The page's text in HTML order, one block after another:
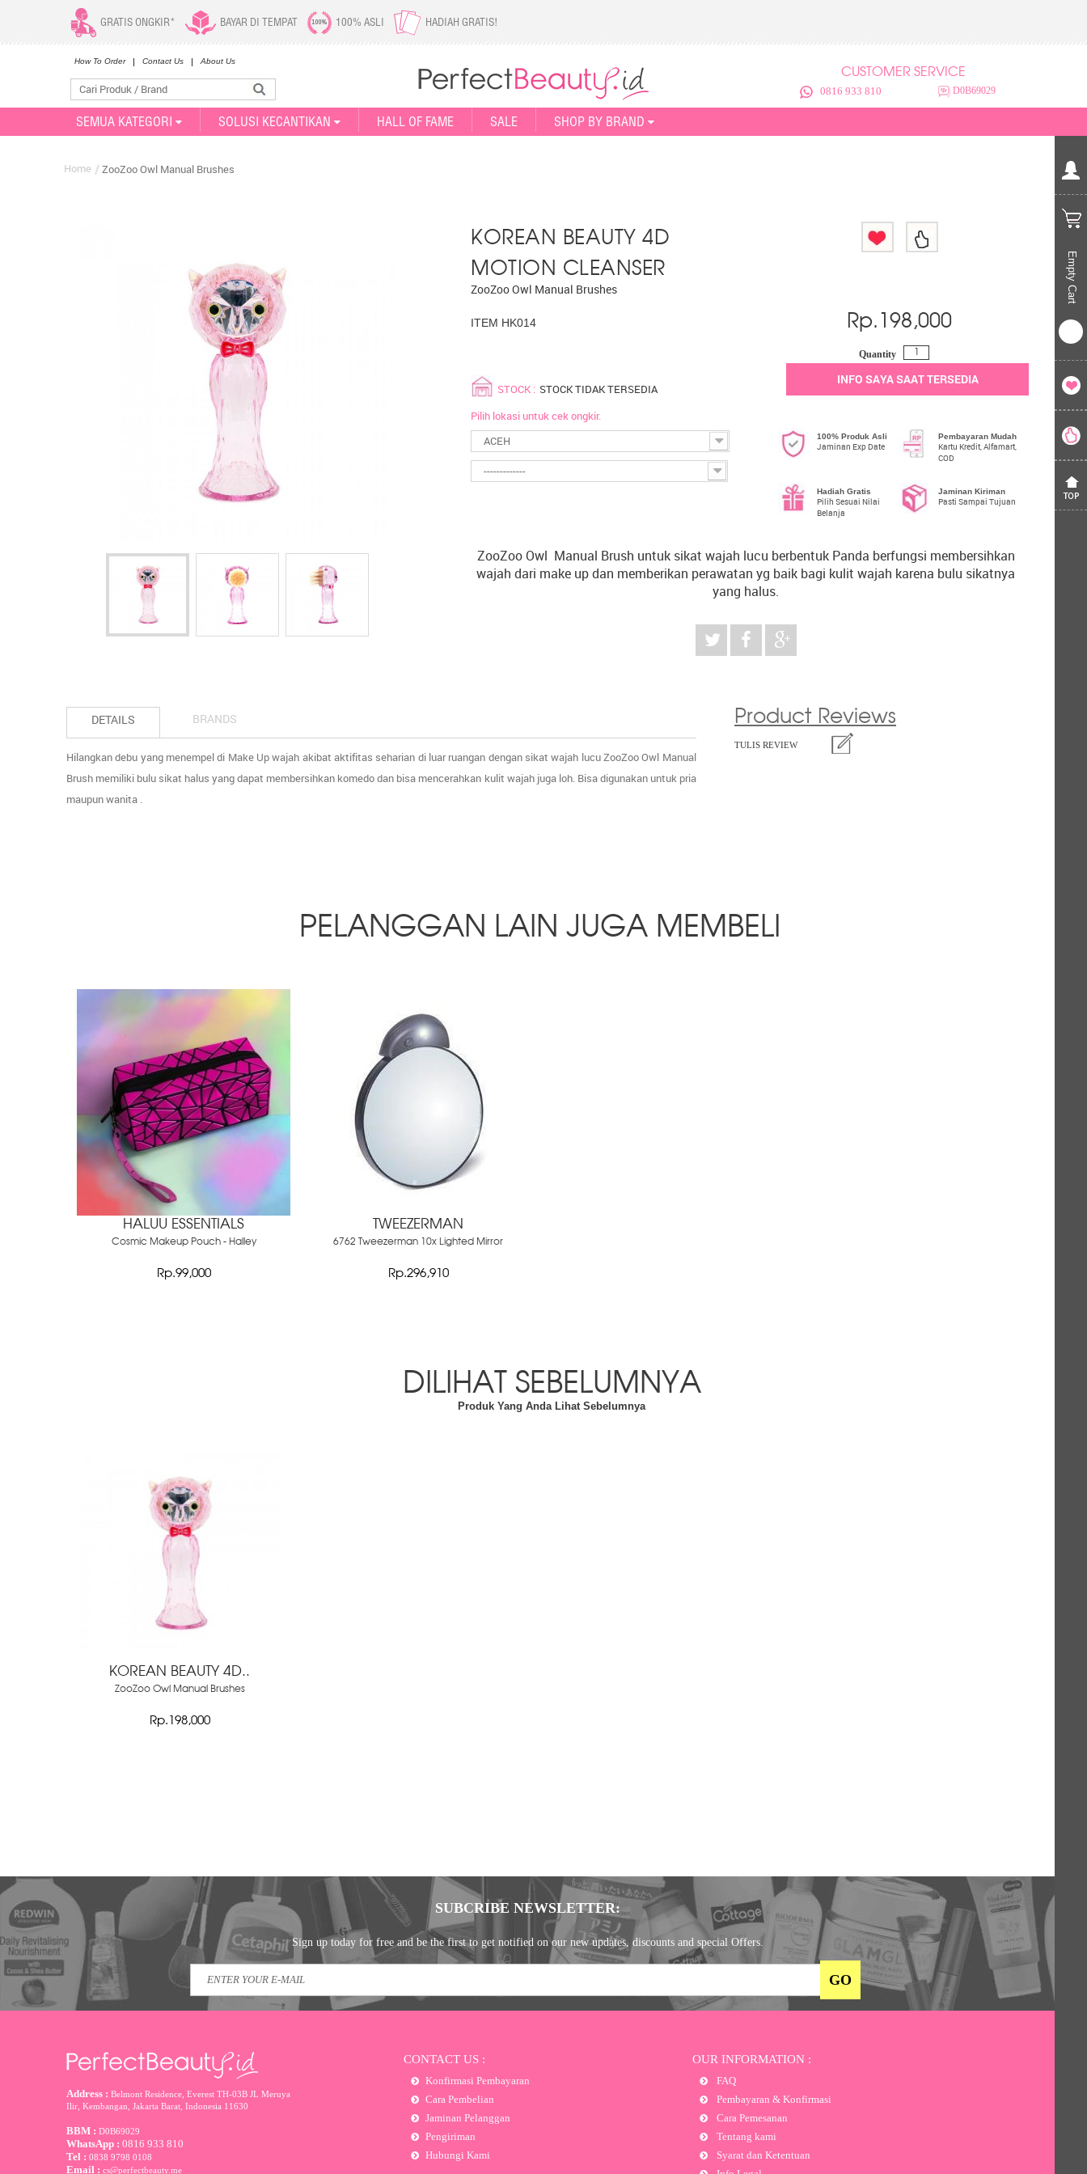
Empty Cart
GRATIS ONGKIR* BAYAR DI TEMPAT 100% ASLI HADIAH GRATIS!
How To Order Contact Us About Us
CUSTOMER SERVICE
0816 933 810 D0B69029
SEMUA KATEGORI SOLUSI KECANTIKAN HALL OF FAME SALE SHOP BY BRAND
Home ZooZoo Owl Manual Brushes
KOREAN BEAUTY 4D
MOTION CLEANSER
ZooZoo Owl Manual Brushes
ITEM HK014
STOCK : STOCK TIDAK TERSEDIA
Pilih lokasi untuk cek ongkir.
ACEH
-------------
Rp. 198,000
Quantity
INFO SAYA SAAT TERSEDIA
100% Produk Asli
Jaminan Exp Date
Pembayaran Mudah
Kartu Kredit, Alfamart,
COD
Hadiah Gratis
Pilih Sesuai Nilai
Belanja
Jaminan Kiriman
Pasti Sampai Tujuan
ZooZoo Owl Manual Brush untuk sikat wajah lucu berbentuk Panda berfungsi membersihkan
wajah dari make up dan memberikan perawatan yg baik bagi kulit wajah karena bulu sikatnya
yang halus.
Product Reviews
TULIS REVIEW
DETAILS BRANDS
Hilangkan debu yang menempel di Make Up wajah akibat aktifitas seharian di luar ruangan dengan sikat wajah lucu ZooZoo Owl Manual
Brush memiliki bulu sikat halus yang dapat membersihkan komedo dan bisa mencerahkan kulit wajah juga loh. Bisa digunakan untuk pria
maupun wanita .
PELANGGAN LAIN JUGA MEMBELI
HALUU ESSENTIALS
Cosmic Makeup Pouch - Halley
Rp.99,000
TWEEZERMAN
6762 Tweezerman 10x Lighted Mirror
Rp.296,910
DILIHAT SEBELUMNYA
Produk Yang Anda Lihat Sebelumnya
KOREAN BEAUTY 4D..
ZooZoo Owl Manual Brushes
Rp.198,000
SUBCRIBE NEWSLETTER:
Sign up today for free and be the first to get notified on our new updates, discounts and special Offers.
Address : Belmont Residence, Everest TH-03B JL Meruya
Ilir, Kembangan, Jakarta Barat Indonesia 11630
BBM : D0B69029
WhatsApp : 0816 933 810
Tel : 0838 9798 0108
Email : cs@perfectbeauty.me
CONTACT US :
Konfirmasi Pembayaran
Cara Pembelian
Jaminan Pelanggan
Pengiriman
Hubungi Kami
OUR INFORMATION :
FAQ
Pembayaran & Konfirmasi
Cara Pemesanan
Tentang kami
Syarat dan Ketentuan